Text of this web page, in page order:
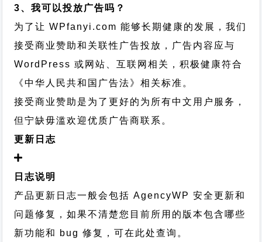
3、我可以投放广告吗？
为了让 WPfanyi.com 能够长期健康的发展，我们
接受商业赞助和关联性广告投放，广告内容应与
WordPress 或网站、互联网相关，积极健康符合
《中华人民共和国广告法》相关标准。
接受商业赞助是为了更好的为所有中文用户服务，
但宁缺毋滥欢迎优质广告商联系。
更新日志
日志说明
产品更新日志一般会包括 AgencyWP 安全更新和
问题修复，如果不清楚您目前所用的版本包含哪些
新功能和 bug 修复，可在此处查询。